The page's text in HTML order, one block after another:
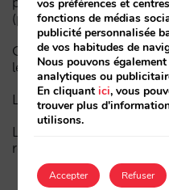
(partie 1)
Comment un hôtel
les trois couches de
La fin de l’ère « Book
Le funnel dans l’IA est
réside dans la phase de
vos préférences et
fonctions de médias
publicité personnalisée
de vos habitudes de
Nous pouvons
analytiques ou
En cliquantici, vous
trouver plus
utilisons.
Accepter Refuser